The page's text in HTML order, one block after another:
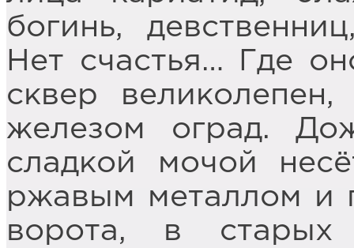
богинь,
Нет счастья… Где
сквер
железом оград.
сладкой мочой
ржавым металлом и
ворота, в старых